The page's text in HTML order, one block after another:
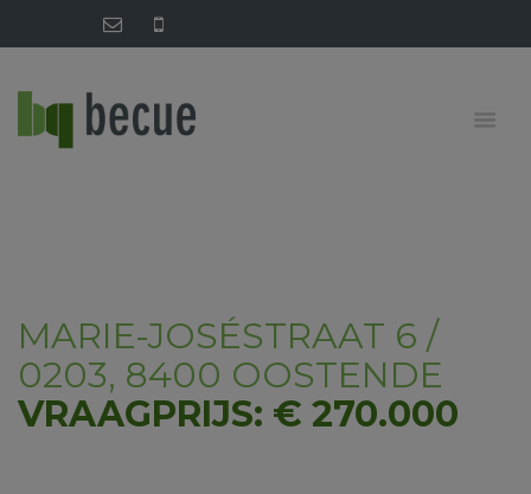
MARIE-JOSÉSTRAAT 6 /
0203, 8400 OOSTENDE
VRAAGPRIJS: € 270.000